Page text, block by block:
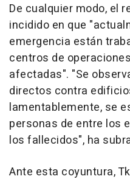
De cualquier modo, el
incidido en que
emergencia están
centros de
afectadas". "Se
directos contra
lamentablemente, se
personas de entre los
los fallecidos", ha
Ante esta coyuntura,